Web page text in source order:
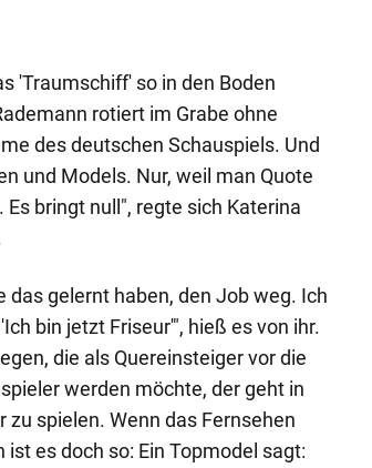
'Traumschiff' so in den Boden
rotiert im Grabe ohne
des deutschen Schauspiels. Und
und Models. Nur, weil man Quote
bringt null", regte sich Katerina
gelernt haben, den Job weg. Ich
bin jetzt Friseur'", hieß es von ihr.
die als Quereinsteiger vor die
werden möchte, der geht in
spielen. Wenn das Fernsehen
es doch so: Ein Topmodel sagt: